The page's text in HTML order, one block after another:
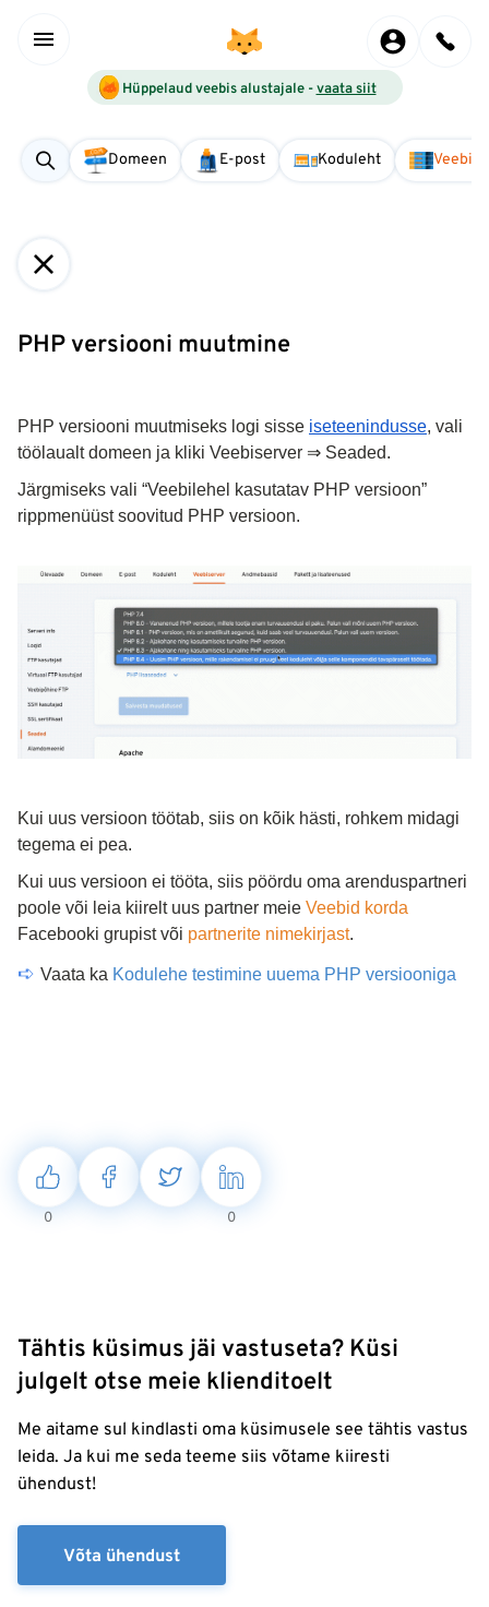
Hüppelaud veebis alustajale -vaata siit
Domeen E-post Koduleht
PHP versiooni muutmine
PHP versiooni muutmiseks logi sisse iseteenindusse, vali
töölaualt domeen ja kliki Veebiserver ⇒ Seaded.
Järgmiseks vali “Veebilehel kasutatav PHP versioon”
rippmenüüst soovitud PHP versioon.
Kui uus versioon töötab, siis on kõik hästi, rohkem midagi
tegema ei pea.
Kui uus versioon ei tööta, siis pöördu oma arenduspartneri
poole või leia kiirelt uus partner meie Veebid korda
Facebooki grupist või partnerite nimekirjast.
➪ Vaata ka Kodulehe testimine uuema PHP versiooniga
0 0
Tähtis küsimus jäi vastuseta? Küsi
julgelt otse meie klienditoelt
Me aitame sul kindlasti oma küsimusele see tähtis vastus
leida. Ja kui me seda teeme siis võtame kiiresti
ühendust!
Võta ühendust